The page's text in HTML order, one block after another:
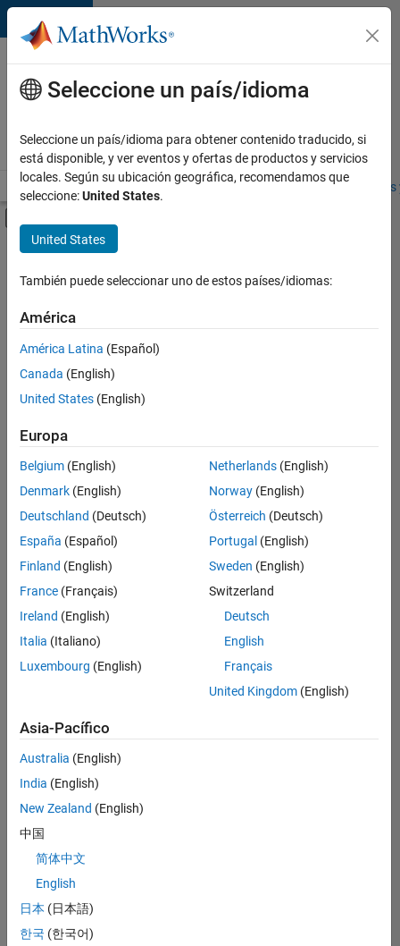
Saltar al contenido
Ofertas
de
empleo
MathWorks
Visión general Búsqueda de empleo Oficinas locales
Contenido principal
FILTRADO POR
Product Marketing
Ordenar por
Guardar
empleos
seleccionados
No se
han
traducido
todos
los
empleos.
Busque
por
ubicación
todos
empleos
en su
zona.
Product Strategy Lead - Cloud & Ecosystem for Simulink
Ecosystem for
US-MA-Natick
Seleccione un país/idioma
Seleccione un país/idioma para obtener contenido traducido, si
está disponible, y ver eventos y ofertas de productos y servicios
locales. Según su ubicación geográfica, recomendamos que
seleccione:United States.
United States
También puede seleccionar uno de estos países/idiomas:
América
América Latina (Español)
Canada (English)
United States (English)
Europa
Belgium (English)
Denmark (English)
Deutschland (Deutsch)
España (Español)
Finland (English)
France (Français)
Ireland (English)
Italia (Italiano)
Luxembourg (English)
Netherlands(English)
Norway(English)
Österreich (Deutsch)
Portugal (English)
Sweden (English)
Switzerland
Deutsch
English
Français
United Kingdom(English)
Asia-Pacífico
Australia (English)
India (English)
New Zealand (English)
中国
简体中文
English
日本 (日本語)
한국 (한국어)